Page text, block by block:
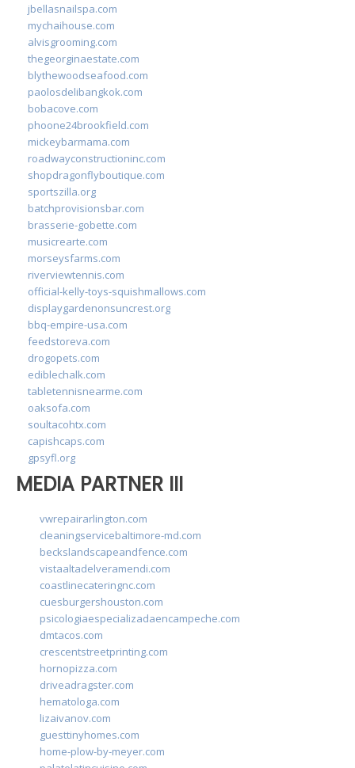
jbellasnailspa.com
mychaihouse.com
alvisgrooming.com
thegeorginaestate.com
blythewoodseafood.com
paolosdelibangkok.com
bobacove.com
phoone24brookfield.com
mickeybarmama.com
roadwayconstructioninc.com
shopdragonflyboutique.com
sportszilla.org
batchprovisionsbar.com
brasserie-gobette.com
musicrearte.com
morseysfarms.com
riverviewtennis.com
official-kelly-toys-squishmallows.com
displaygardenonsuncrest.org
bbq-empire-usa.com
feedstoreva.com
drogopets.com
ediblechalk.com
tabletennisnearme.com
oaksofa.com
soultacohtx.com
capishcaps.com
gpsyfl.org
MEDIA PARTNER III
vwrepairarlington.com
cleaningservicebaltimore-md.com
beckslandscapeandfence.com
vistaaltadelveramendi.com
coastlinecateringnc.com
cuesburgershouston.com
psicologiaespecializadaencampeche.com
dmtacos.com
crescentstreetprinting.com
hornopizza.com
driveadragster.com
hematologa.com
lizaivanov.com
guesttinyhomes.com
home-plow-by-meyer.com